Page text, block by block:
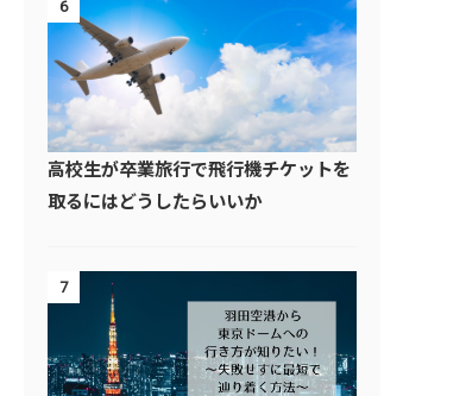
6
高校生が卒業旅行で飛行機チケットを
取るにはどうしたらいいか
7